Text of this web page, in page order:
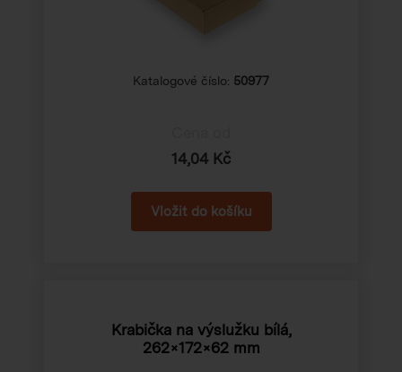
Katalogové číslo: 50977
14,04 Kč
Krabička na výslužku bílá,
262×172×62 mm